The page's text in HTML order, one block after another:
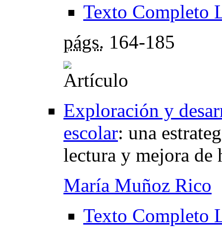
Texto Completo
págs. 164-185
Exploración y
escolar: una
lectura y mejora de
María Muñoz Rico
Texto Completo